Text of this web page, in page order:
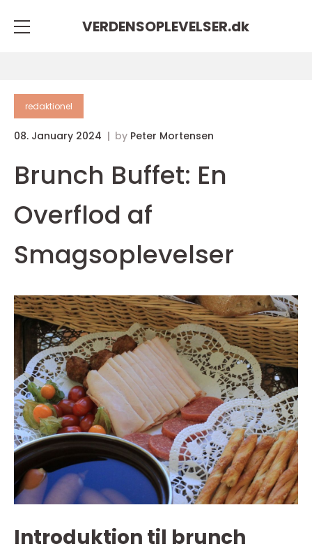
VERDENSOPLEVELSER.dk
redaktionel
08. January 2024 by Peter Mortensen
Brunch Buffet: En
Overflod af
Smagsoplevelser
Introduktion til brunch